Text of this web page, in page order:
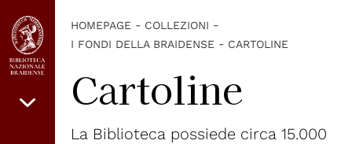
HOMEPAGE - COLLEZIONI -
I FONDI DELLA BRAIDENSE - CARTOLINE
Cartoline
La Biblioteca possiede circa 15.000